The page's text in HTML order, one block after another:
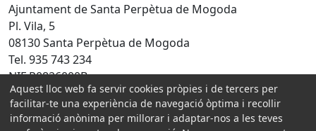
Ajuntament de Santa Perpètua de Mogoda
Pl. Vila, 5
08130 Santa Perpètua de Mogoda
Tel. 935 743 234
NIF P0826000B
Amb la col·laboració de:
Aquest lloc web fa servir cookies pròpies i de tercers per
facilitar-te una experiència de navegació òptima i recollir
informació anònima per millorar i adaptar-nos a les teves